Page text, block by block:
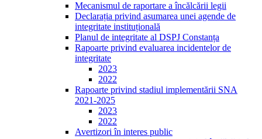
Mecanismul de raportare a încălcării legii
Declarația privind asumarea unei agende de
integritate instituțională
Planul de integritate al DSPJ Constanța
Rapoarte privind evaluarea incidentelor de
integritate
2023
2022
Rapoarte privind stadiul implementării SNA
2021-2025
2023
2022
Avertizori în interes public